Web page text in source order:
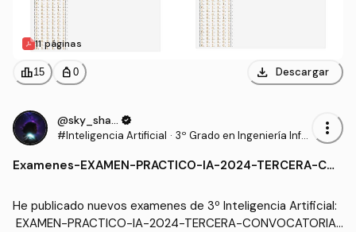
11 páginas
leaderboard15 personal_bag 0 download Descargar
@sky_shadow
verified
#Inteligencia Artificial · 3º Grado en Ingeniería Infor
ware (US)
more_vert
Examenes-EXAMEN-PRACTICO-IA-2024-TERCERA-CO
He publicado nuevos examenes de 3º Inteligencia Artificial:
EXAMEN-PRACTICO-IA-2024-TERCERA-CONVOCATORIA-